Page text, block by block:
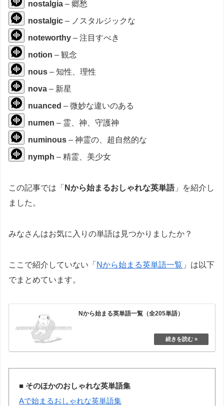
nostalgia – 郷愁
nostalgic – ノスタルジックな
noteworthy – 注目すべき
notion – 観念
nous – 知性、理性
nova – 新星
nuanced – 微妙な違いのある
numen – 霊、神、守護神
numinous – 神霊の、超自然的な
nymph – 精霊、美少女
この記事では「 Nから始まるおしゃれな英単語」を紹介し
ました。
みなさんはお気に入りの単語は見つかりましたか？
ここで紹介していない「 Nから始まる英単語一覧 」は以下
でまとめています。
Nから始まる英単語一覧（全205単語）
■ そのほかのおしゃれな英単語集
Aで始まるおしゃれな英単語集